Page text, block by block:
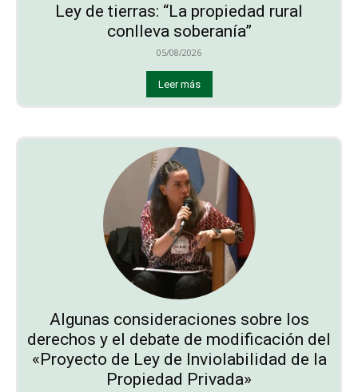
Ley de tierras: “La propiedad rural
conlleva soberanía”
05/08/2026
Leer más
Algunas consideraciones sobre los
derechos y el debate de modificación del
«Proyecto de Ley de Inviolabilidad de la
Propiedad Privada»